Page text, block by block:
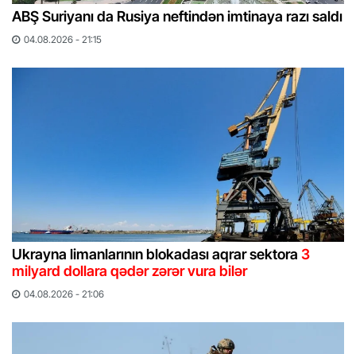
ABŞ Suriyanı da Rusiya neftindən imtinaya razı saldı
04.08.2026 - 21:15
Ukrayna limanlarının blokadası aqrar sektora 3
milyard dollara qədər zərər vura bilər
04.08.2026 - 21:06